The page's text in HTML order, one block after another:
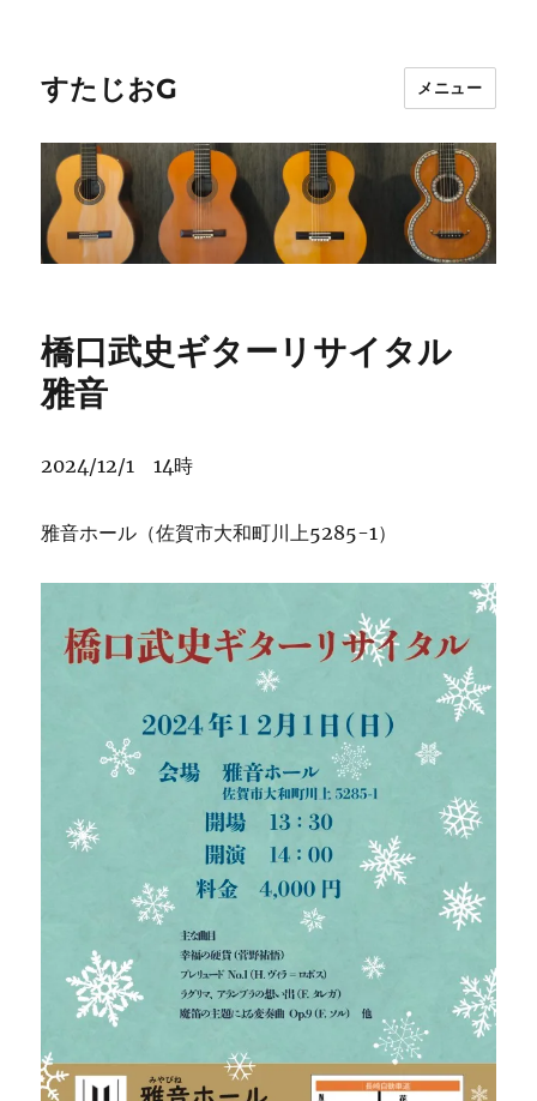
すたじおG メニュー
橋口武史ギターリサイタル
雅音
2024/12/1 14時
雅音ホール（佐賀市大和町川上5285-1）